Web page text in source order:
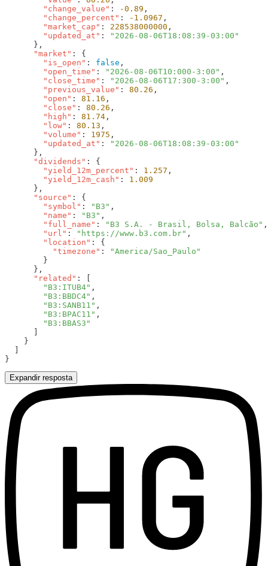
        "change_value"
: -0.89
        "change_percent"
: -1.0967
        "market_cap"
: 228538000000
        "updated_at"
:
      "market"
        "is_open"
: false
        "open_time"
: "2026-08-06T10:000-3:00"
        "close_time"
: "2026-08-06T17:300-3:00"
        "previous_value"
: 80.26
        "open"
: 81.16
        "close"
: 80.26
        "high"
: 81.74
        "low"
: 80.13
        "volume"
: 1975
        "updated_at"
:
      "dividends"
        "yield_12m_percent"
: 1.257
        "yield_12m_cash"
:
      "source"
        "symbol"
: "B3"
        "name"
: "B3"
        "full_name"
:
"B3 S.A. - Brasil, Bolsa, Balcão"
        "url"
: "https://www.b3.com.br"
        "location"
          "timezone"
:
      "related"
        "B3:ITUB4"
        "B3:BBDC4"
        "B3:SANB11"
        "B3:BPAC11"
Expandir resposta